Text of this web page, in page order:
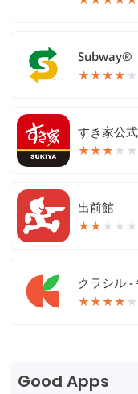
Subway®
★★★★ ★
すき家公
★★★ ★ ★
出前館
★★ ★ ★ ★
★★★★ ★
Good Apps